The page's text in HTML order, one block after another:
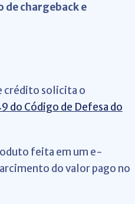
de chargeback e
crédito solicita o
do Código de Defesa do
feita em um e-
do valor pago no